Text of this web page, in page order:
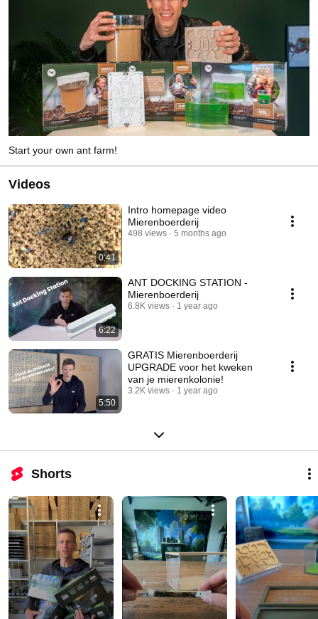
Start your own ant farm!
Videos
0:41
Intro homepage video
Mierenboerderij
498 views 5 months ago
6:22
ANT DOCKING STATION -
Mierenboerderij
6.8K views 1 year ago
5:50
GRATIS Mierenboerderij
UPGRADE voor het kweken
van je mierenkolonie!
3.2K views 1 year ago
Shorts